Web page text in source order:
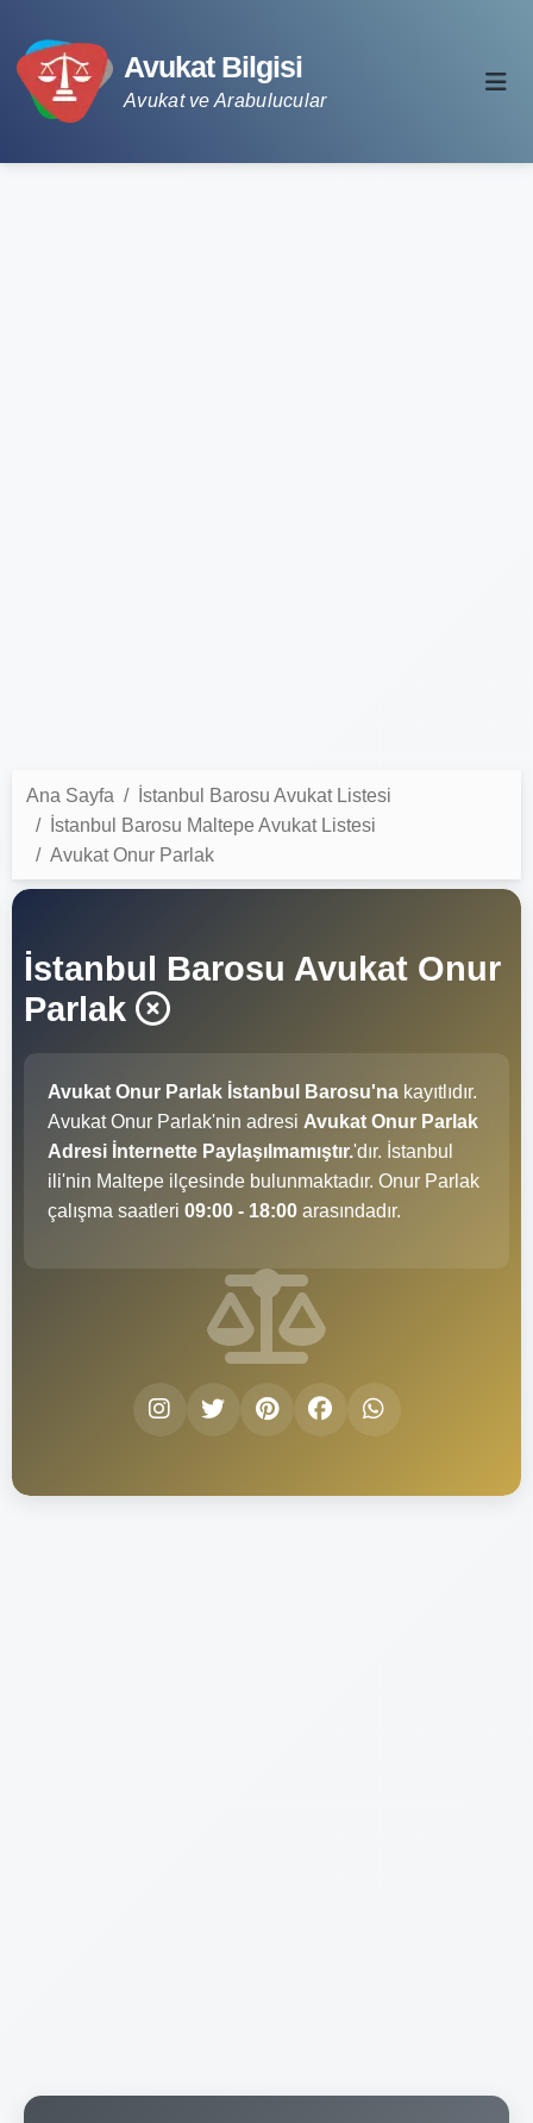
Avukat Bilgisi
Avukat ve Arabulucular
Ana Sayfa
İstanbul Barosu Avukat Listesi
İstanbul Barosu Maltepe Avukat Listesi
Avukat Onur Parlak
İstanbul Barosu Avukat Onur
Parlak
Avukat Onur Parlak İstanbul Barosu'na kayıtlıdır.
Avukat Onur Parlak'nin adresi Avukat Onur Parlak
Adresi İnternette Paylaşılmamıştır.'dır. İstanbul
ili'nin Maltepe ilçesinde bulunmaktadır. Onur Parlak
çalışma saatleri 09:00 - 18:00 arasındadır.